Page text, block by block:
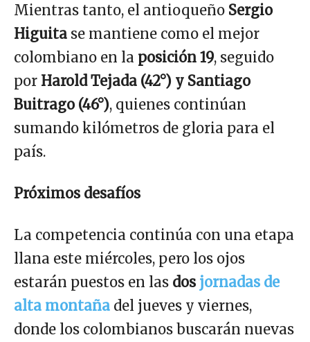
Mientras tanto, el antioqueño Sergio
Higuita se mantiene como el mejor
colombiano en la posición 19, seguido
por Harold Tejada (42°) y Santiago
Buitrago (46°), quienes continúan
sumando kilómetros de gloria para el
país.
Próximos desafíos
La competencia continúa con una etapa
llana este miércoles, pero los ojos
estarán puestos en las dos jornadas de
alta montaña del jueves y viernes,
donde los colombianos buscarán nuevas